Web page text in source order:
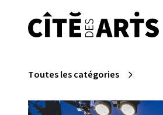
Toutes les catégories